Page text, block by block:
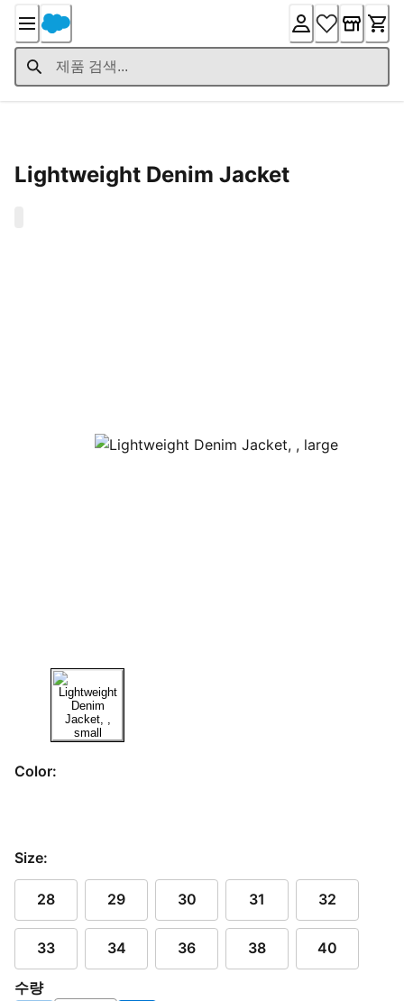
Content
Lightweight Denim Jacket
Color:
Size:
28 29 30 31 32
33 34 36 38 40
수량